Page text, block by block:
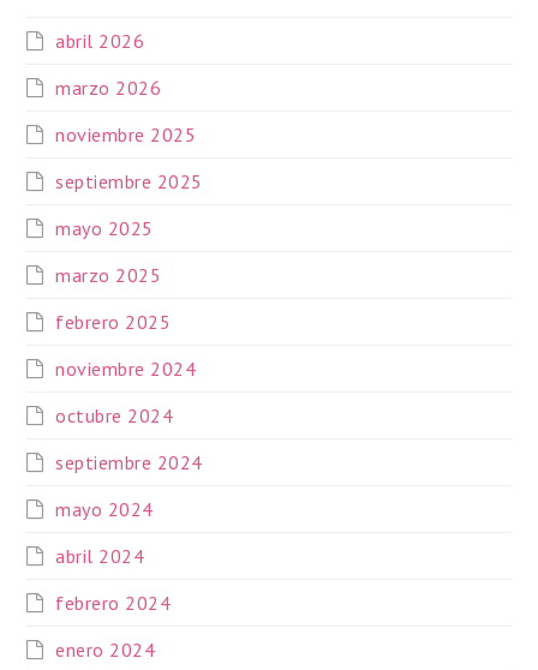
abril 2026
marzo 2026
noviembre 2025
septiembre 2025
mayo 2025
marzo 2025
febrero 2025
noviembre 2024
octubre 2024
septiembre 2024
mayo 2024
abril 2024
febrero 2024
enero 2024